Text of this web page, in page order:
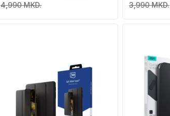
4,990 MKD. 3,990 MKD.